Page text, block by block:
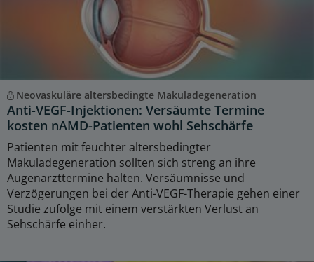
Neovaskuläre altersbedingte Makuladegeneration
Anti-VEGF-Injektionen: Versäumte Termine
kosten nAMD-Patienten wohl Sehschärfe
Patienten mit feuchter altersbedingter
Makuladegeneration sollten sich streng an ihre
Augenarzttermine halten. Versäumnisse und
Verzögerungen bei der Anti-VEGF-Therapie gehen einer
Studie zufolge mit einem verstärkten Verlust an
Sehschärfe einher.